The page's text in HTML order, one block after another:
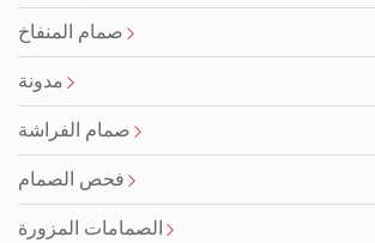
صمام المنفاخ
مدونة
صمام الفراشة
فحص الصمام
الصمامات المزورة